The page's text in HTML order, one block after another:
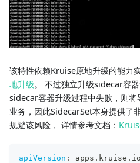
该特性依赖Kruise原地升级的能力
地升级。 不过独立升级sidecar容
sidecar容器升级过程中失败，则
业务，因此SidecarSet本身提供了
规避该风险， 详情参考文档：
apiVersion :